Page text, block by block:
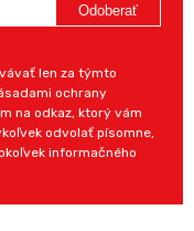
Odoberať
len za týmto
ochrany
na odkaz, ktorý vám
odvolať písomne,
informačného